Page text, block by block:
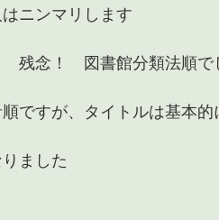
ニンマリします
残念！　図書館分類法順で
ですが、タイトルは基本的
ました